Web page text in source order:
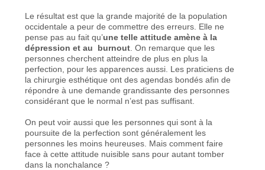
Le résultat est que la grande majorité de la population
occidentale a peur de commettre des erreurs. Elle ne
pense pas au fait qu’une telle attitude amène à la
dépression et au burnout . On remarque que les
personnes cherchent atteindre de plus en plus la
perfection, pour les apparences aussi. Les praticiens de
la chirurgie esthétique ont des agendas bondés afin de
répondre à une demande grandissante des personnes
considérant que le normal n’est pas suffisant.
On peut voir aussi que les personnes qui sont à la
poursuite de la perfection sont généralement les
personnes les moins heureuses. Mais comment faire
face à cette attitude nuisible sans pour autant tomber
dans la nonchalance ?